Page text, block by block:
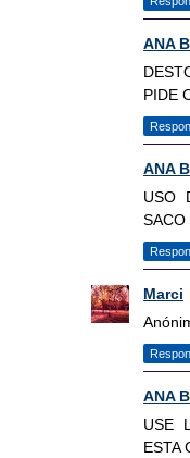
ANA B
PIDE
ANA B
USO
SACO
Marci
ANA B
USE
ESTA